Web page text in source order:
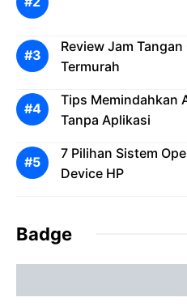
Review Jam Tangan
Termurah
Tips Memindahkan
Tanpa Aplikasi
7 Pilihan Sistem
Device HP
Badge